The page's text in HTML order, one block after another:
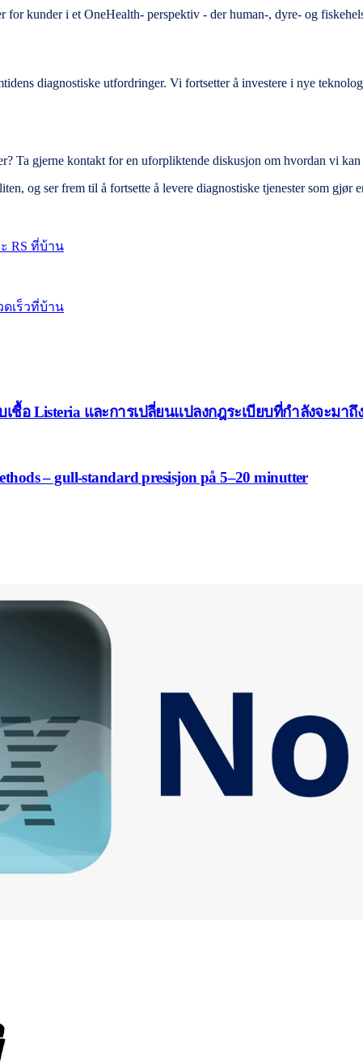
kunder i et OneHealth- perspektiv - der human-, dyre- og
diagnostiske utfordringer. Vi fortsetter å investere i nye
Ta gjerne kontakt for en uforpliktende diskusjon om hvordan vi
og ser frem til å fortsette å levere diagnostiske tjenester som gjør
RS ที่บ้าน
เร็วที่บ้าน
ชื้อ Listeria และการเปลี่ยนแปลงกฎระเบียบที่กำลังจะมาถึ
– gull-standard presisjon på 5–20 minutter